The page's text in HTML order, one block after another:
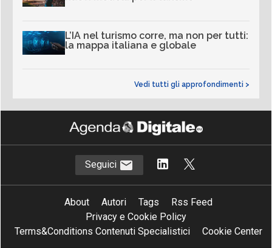
L’IA nel turismo corre, ma non per tutti:
la mappa italiana e globale
Vedi tutti gli approfondimenti >
Seguici
About Autori Tags
Rss Feed
Privacy e Cookie Policy
Terms&Conditions Contenuti Specialistici
Cookie Center